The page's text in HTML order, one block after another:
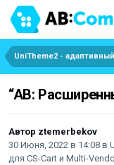
“AB:
Автор ztemerbekov
30 Июня, 2022 в 14:08 в
для CS-Cart и Multi-